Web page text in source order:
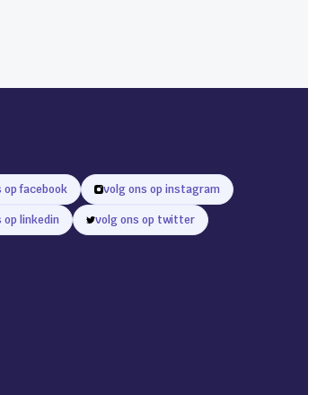
op facebook volg ons op instagram
op linkedin volg ons op twitter